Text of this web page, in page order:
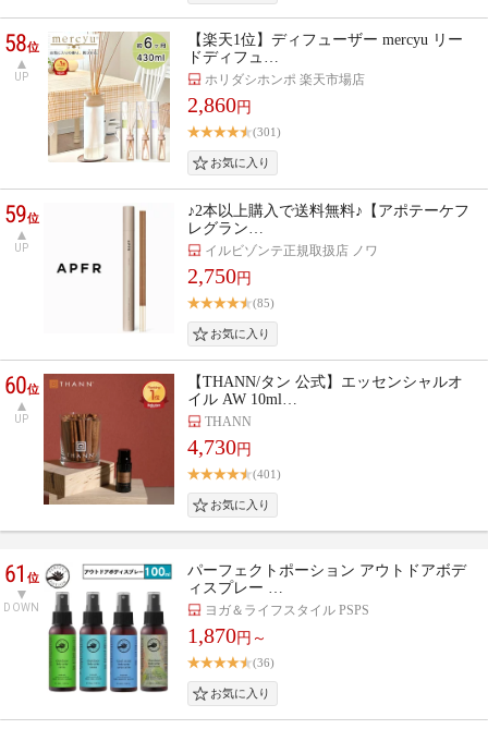
58位
UP
【楽天1位】ディフューザー mercyu リー
ドディフュ…
ホリダシホンポ 楽天市場店
2,860円
(301)
59位
UP
♪2本以上購入で送料無料♪【アポテーケフ
レグラン…
イルビゾンテ正規取扱店 ノワ
2,750円
(85)
60位
UP
【THANN/タン 公式】エッセンシャルオ
イル AW 10ml…
THANN
4,730円
(401)
61位
DOWN
パーフェクトポーション アウトドアボデ
ィスプレー …
ヨガ＆ライフスタイル PSPS
1,870円～
(36)